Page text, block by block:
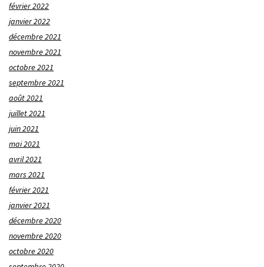
février 2022
janvier 2022
décembre 2021
novembre 2021
octobre 2021
septembre 2021
août 2021
juillet 2021
juin 2021
mai 2021
avril 2021
mars 2021
février 2021
janvier 2021
décembre 2020
novembre 2020
octobre 2020